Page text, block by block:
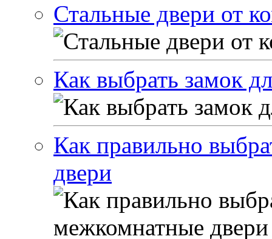
Стальные двери от
Как выбрать замок
Как правильно
двери